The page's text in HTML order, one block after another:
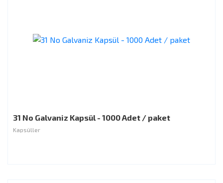
31 No Galvaniz Kapsül - 1000 Adet / paket
Kapsüller